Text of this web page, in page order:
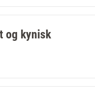
og kynisk